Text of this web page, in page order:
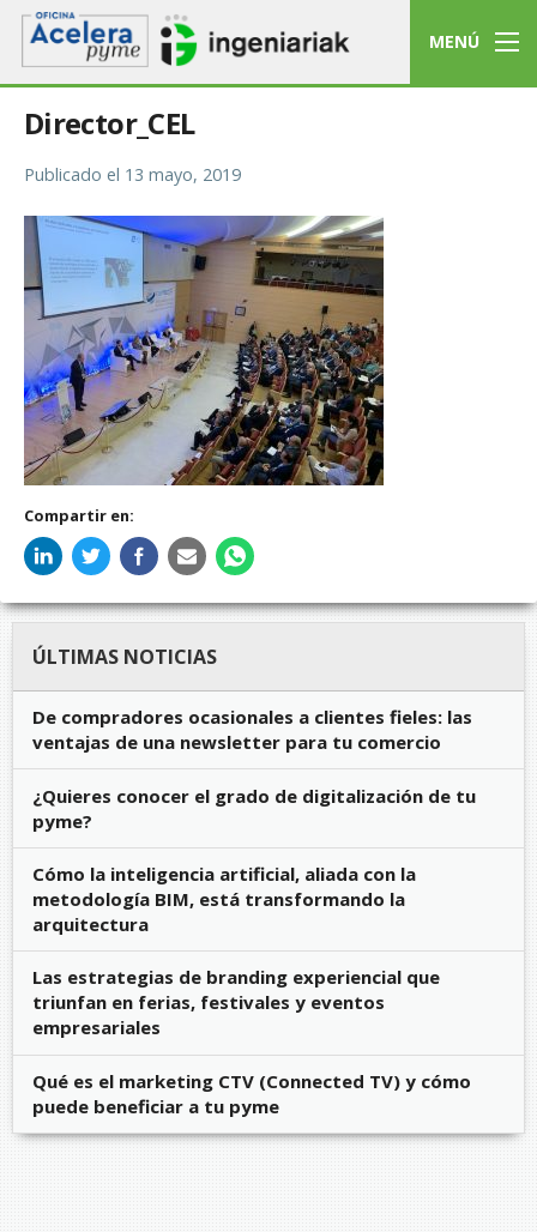
MENÚ
Director_CEL
Publicado el 13 mayo, 2019
Compartir en:
ÚLTIMAS NOTICIAS
De compradores ocasionales a clientes fieles: las
ventajas de una newsletter para tu comercio
¿Quieres conocer el grado de digitalización de tu
pyme?
Cómo la inteligencia artificial, aliada con la
metodología BIM, está transformando la
arquitectura
Las estrategias de branding experiencial que
triunfan en ferias, festivales y eventos
empresariales
Qué es el marketing CTV (Connected TV) y cómo
puede beneficiar a tu pyme